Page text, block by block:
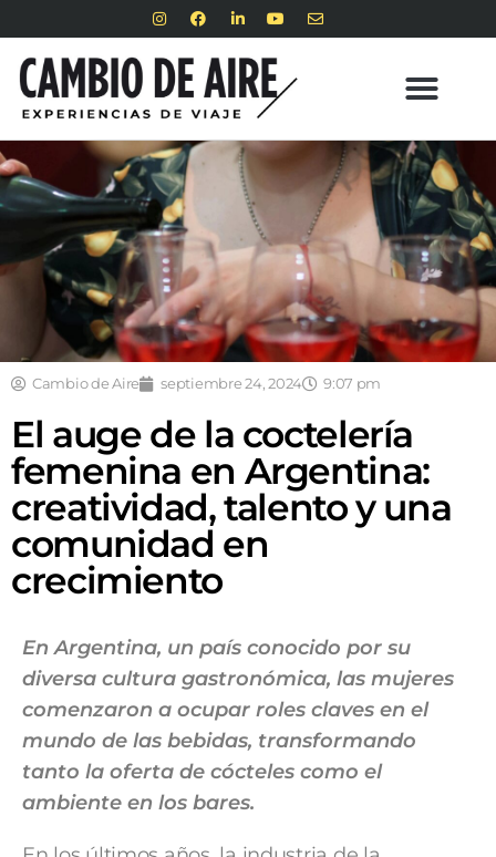
Cambio de Aire septiembre 24, 2024 9:07 pm
El auge de la coctelería
femenina en Argentina:
creatividad, talento y una
comunidad en
crecimiento
En Argentina, un país conocido por su
diversa cultura gastronómica, las mujeres
comenzaron a ocupar roles claves en el
mundo de las bebidas, transformando
tanto la oferta de cócteles como el
ambiente en los bares.